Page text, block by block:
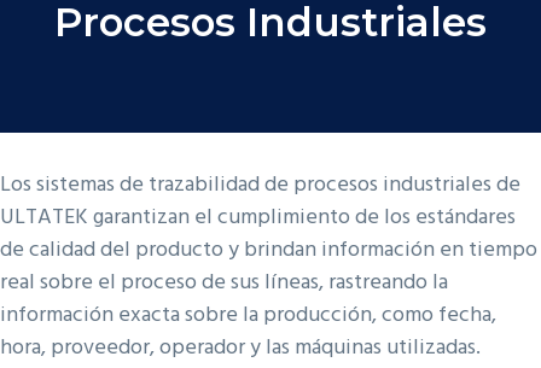
Procesos Industriales
Los sistemas de trazabilidad de procesos industriales de
ULTATEK garantizan el cumplimiento de los estándares
de calidad del producto y brindan información en tiempo
real sobre el proceso de sus líneas, rastreando la
información exacta sobre la producción, como fecha,
hora, proveedor, operador y las máquinas utilizadas.